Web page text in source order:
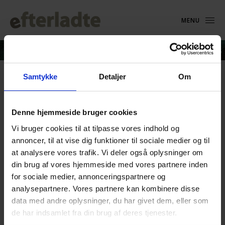
Samtykke Detaljer Om
Denne hjemmeside bruger cookies
Vi bruger cookies til at tilpasse vores indhold og
annoncer, til at vise dig funktioner til sociale medier og til
at analysere vores trafik. Vi deler også oplysninger om
din brug af vores hjemmeside med vores partnere inden
for sociale medier, annonceringspartnere og
analysepartnere. Vores partnere kan kombinere disse
data med andre oplysninger, du har givet dem, eller som
de har indsamlet fra din brug af deres tjenester.
MENU
Bo Østlund – foto 1 (2)
17. marts 2018